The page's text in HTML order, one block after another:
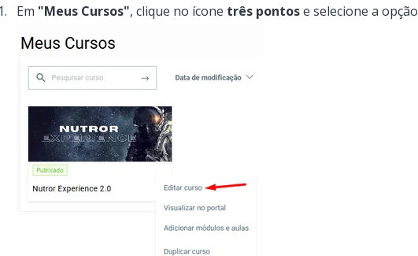
Em "Meus Cursos", clique no ícone três pontose selecione a opção